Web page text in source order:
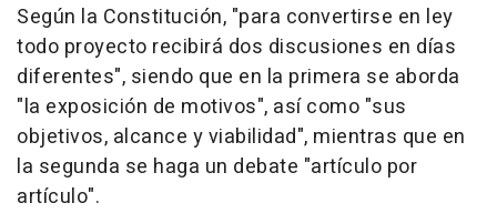
Según la Constitución, "para convertirse en ley
todo proyecto recibirá dos discusiones en días
diferentes", siendo que en la primera se aborda
"la exposición de motivos", así como "sus
objetivos, alcance y viabilidad", mientras que en
la segunda se haga un debate "artículo por
artículo".